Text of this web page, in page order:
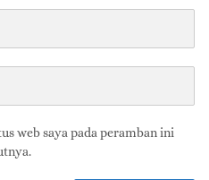
web saya pada peramban ini